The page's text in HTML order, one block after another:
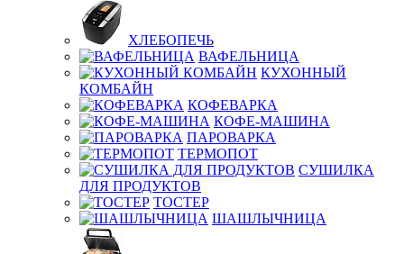
ХЛЕБОПЕЧЬ
ВАФЕЛЬНИЦА
КУХОННЫЙ
КОМБАЙН
КОФЕВАРКА
КОФЕ-МАШИНА
ПАРОВАРКА
ТЕРМОПОТ
СУШИЛКА
ДЛЯ ПРОДУКТОВ
ТОСТЕР
ШАШЛЫЧНИЦА